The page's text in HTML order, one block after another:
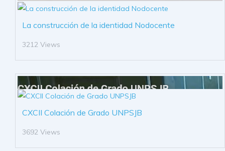
La construcción de la identidad Nodocente
3212 Views
CXCII Colación de Grado UNPSJB
3692 Views